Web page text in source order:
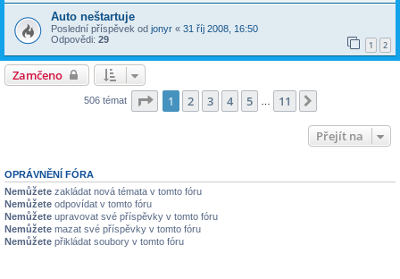
Auto neštartuje
Poslední příspěvek od jonyr « 31 říj 2008, 16:50
Odpovědi: 29 1 2
Zamčeno
506 témat Stránka z 11
1 2 3 4 5 11
Přejít na
OPRÁVNĚNÍ FÓRA
Nemůžete zakládat nová témata v tomto fóru
Nemůžete odpovídat v tomto fóru
Nemůžete upravovat své příspěvky v tomto fóru
Nemůžete mazat své příspěvky v tomto fóru
Nemůžete přikládat soubory v tomto fóru